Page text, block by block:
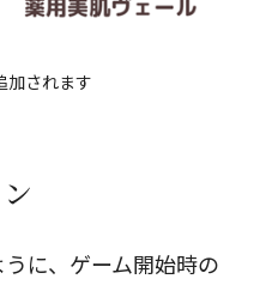
加されます
に、ゲーム開始時の